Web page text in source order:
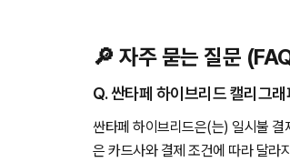
🔎 자주 묻는 질문
Q. 싼타페 하이브리드 캘리그
싼타페 하이브리드은(는) 일시불 결
은 카드사와 결제 조건에 따라 달라